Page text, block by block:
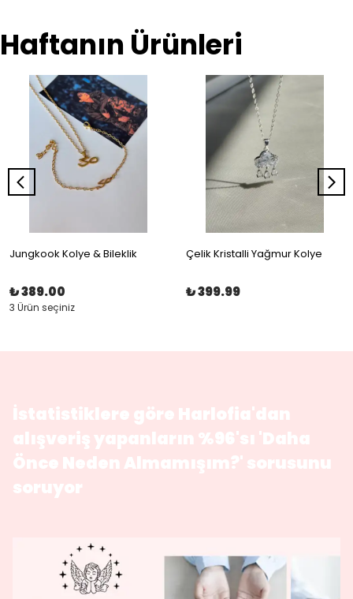
Haftanın Ürünleri
Jungkook Kolye & Bileklik
₺ 389.00
3 Ürün seçiniz
Çelik Kristalli Yağmur Kolye
₺ 399.99